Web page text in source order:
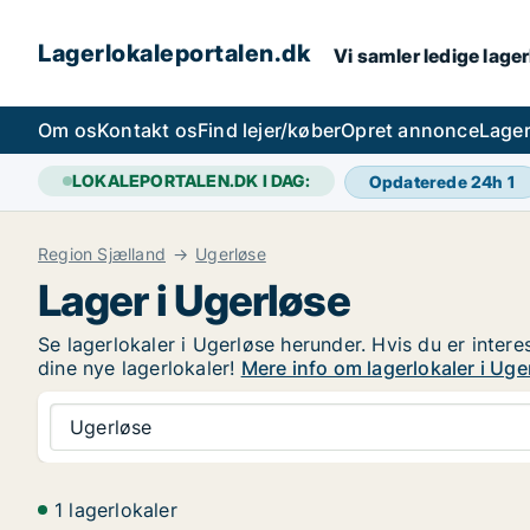
Lagerlokaleportalen.dk Vi samler ledige
Om osKontakt osFind lejer/køberOpret annonce
LOKALEPORTALEN.DK I DAG: Opdaterede 24h 1
Region Sjælland Ugerløse
Lager i Ugerløse
Se lagerlokaler i Ugerløse herunder. Hvis du er
dine nye lagerlokaler! Mere info om lagerlokaler i
Ugerløse
1 lagerlokaler